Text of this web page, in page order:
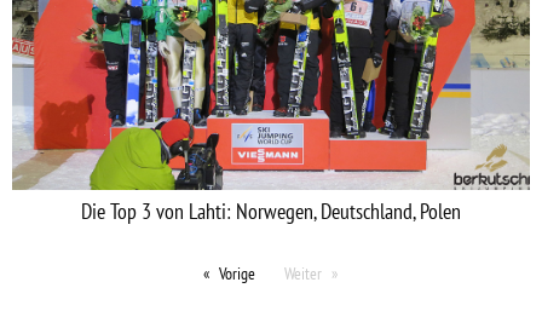
Die Top 3 von Lahti: Norwegen, Deutschland, Polen
Vorige Weiter